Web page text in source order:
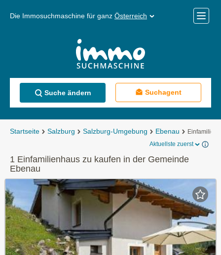
Die Immosuchmaschine für ganz Österreich
Menü
Suche ändern Suchagent
Startseite Salzburg Salzburg-Umgebung Ebenau
Aktuellste zuerst
1 Einfamilienhaus zu kaufen in der Gemeinde
Ebenau